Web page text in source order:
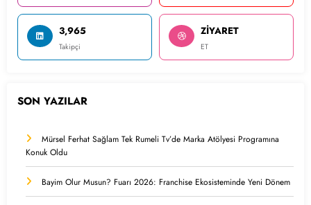
3,965
Takipçi
ZİYARET
ET
SON YAZILAR
Mürsel Ferhat Sağlam Tek Rumeli Tv’de Marka Atölyesi Programına
Konuk Oldu
Bayim Olur Musun? Fuarı 2026: Franchise Ekosisteminde Yeni Dönem